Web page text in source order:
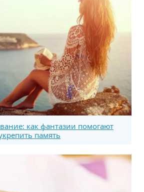
как фантазии помогают
память